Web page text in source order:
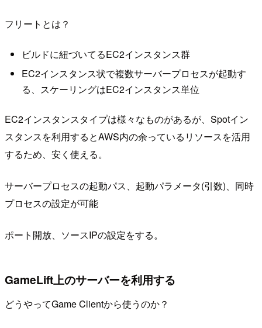
フリートとは？
ビルドに紐づいてるEC2インスタンス群
EC2インスタンス状で複数サーバープロセスが起動す
る、スケーリングはEC2インスタンス単位
EC2インスタンスタイプは様々なものがあるが、Spotイン
スタンスを利用するとAWS内の余っているリソースを活用
するため、安く使える。
サーバープロセスの起動パス、起動パラメータ(引数)、同時
プロセスの設定が可能
ポート開放、ソースIPの設定をする。
GameLift上のサーバーを利用する
どうやってGame Clientから使うのか？